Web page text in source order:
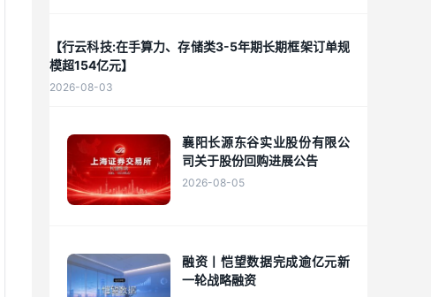
【行云科技:在手算力、存储类3-5年期长期框架订单规
模超154亿元】
2026-08-03
襄阳长源东谷实业股份有限公
司关于股份回购进展公告
2026-08-05
融资丨恺望数据完成逾亿元新
一轮战略融资